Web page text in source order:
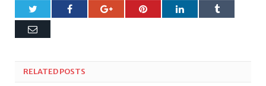
Twitter Facebook Google+Pinterest LinkedIn Tumblr
Email
RELATEDPOSTS